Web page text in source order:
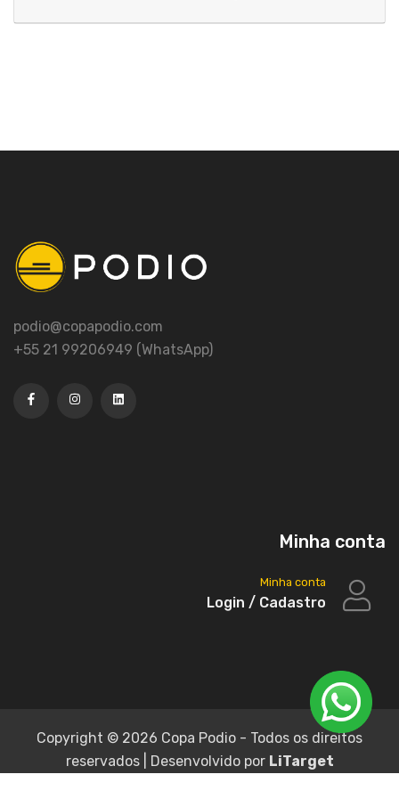
podio@copapodio.com
+55 21 99206949 (WhatsApp)
Minha conta
Minha conta
Login / Cadastro
Copyright © 2026 Copa Podio - Todos os direitos
reservados | Desenvolvido por LiTarget